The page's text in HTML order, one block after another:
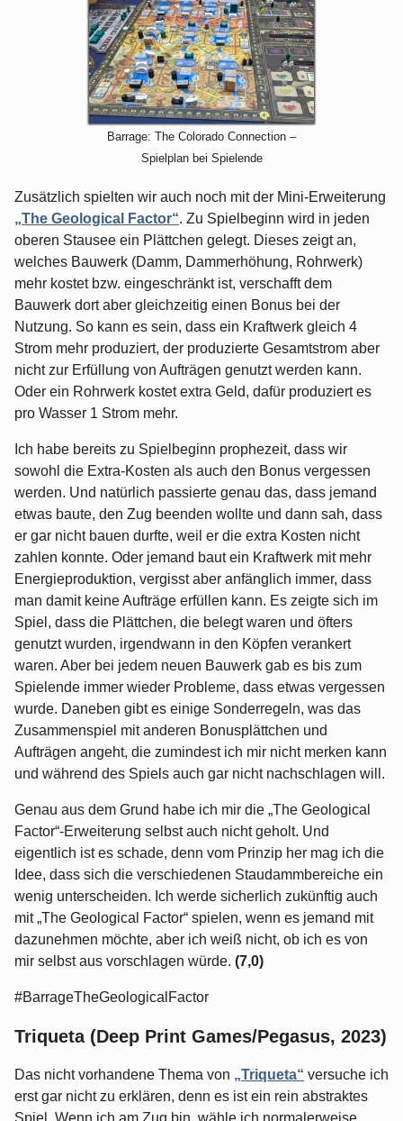
Barrage: The Colorado Connection –
Spielplan bei Spielende
Zusätzlich spielten wir auch noch mit der Mini-Erweiterung
„The Geological Factor“. Zu Spielbeginn wird in jeden
oberen Stausee ein Plättchen gelegt. Dieses zeigt an,
welches Bauwerk (Damm, Dammerhöhung, Rohrwerk)
mehr kostet bzw. eingeschränkt ist, verschafft dem
Bauwerk dort aber gleichzeitig einen Bonus bei der
Nutzung. So kann es sein, dass ein Kraftwerk gleich 4
Strom mehr produziert, der produzierte Gesamtstrom aber
nicht zur Erfüllung von Aufträgen genutzt werden kann.
Oder ein Rohrwerk kostet extra Geld, dafür produziert es
pro Wasser 1 Strom mehr.
Ich habe bereits zu Spielbeginn prophezeit, dass wir
sowohl die Extra-Kosten als auch den Bonus vergessen
werden. Und natürlich passierte genau das, dass jemand
etwas baute, den Zug beenden wollte und dann sah, dass
er gar nicht bauen durfte, weil er die extra Kosten nicht
zahlen konnte. Oder jemand baut ein Kraftwerk mit mehr
Energieproduktion, vergisst aber anfänglich immer, dass
man damit keine Aufträge erfüllen kann. Es zeigte sich im
Spiel, dass die Plättchen, die belegt waren und öfters
genutzt wurden, irgendwann in den Köpfen verankert
waren. Aber bei jedem neuen Bauwerk gab es bis zum
Spielende immer wieder Probleme, dass etwas vergessen
wurde. Daneben gibt es einige Sonderregeln, was das
Zusammenspiel mit anderen Bonusplättchen und
Aufträgen angeht, die zumindest ich mir nicht merken kann
und während des Spiels auch gar nicht nachschlagen will.
Genau aus dem Grund habe ich mir die „The Geological
Factor“-Erweiterung selbst auch nicht geholt. Und
eigentlich ist es schade, denn vom Prinzip her mag ich die
Idee, dass sich die verschiedenen Staudammbereiche ein
wenig unterscheiden. Ich werde sicherlich zukünftig auch
mit „The Geological Factor“ spielen, wenn es jemand mit
dazunehmen möchte, aber ich weiß nicht, ob ich es von
mir selbst aus vorschlagen würde. (7,0)
#BarrageTheGeologicalFactor
Triqueta (Deep Print Games/Pegasus, 2023)
Das nicht vorhandene Thema von „Triqueta“ versuche ich
erst gar nicht zu erklären, denn es ist ein rein abstraktes